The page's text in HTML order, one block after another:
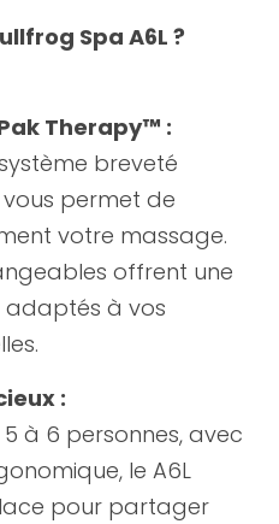
Spa A6L ?
Therapy™ :
breveté
permet de
votre massage.
offrent une
à vos
:
à 6 personnes, avec
le A6L
pour partager